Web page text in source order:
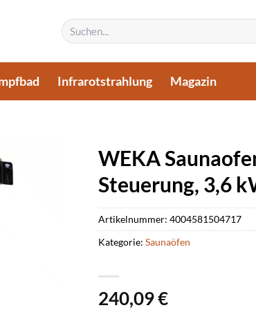
Suchen
nach:
Infrarotstrahlung Magazin
WEKA
Steuerung, 3,6
240,09€
Artikelnummer: 4004581504717
Kategorie: Saunaöfen